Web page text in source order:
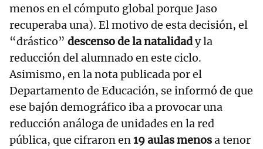
menos en el cómputo global porque Jaso
recuperaba una). El motivo de esta decisión, el
“drástico” descenso de la natalidady la
reducción del alumnado en este ciclo.
Asimismo, en la nota publicada por el
Departamento de Educación, se informó de que
ese bajón demográfico iba a provocar una
reducción análoga de unidades en la red
pública, que cifraron en19 aulas menosa tenor